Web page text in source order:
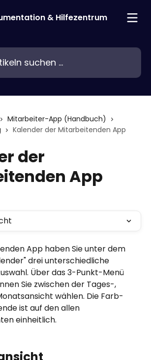
…
Mitarbeiter-App (Handbuch)
Kalender der Mitarbeitenden App
der
App
App haben Sie unter dem
drei unterschiedliche
Über das 3-Punkt-Menü
Sie zwischen der Tages-,
wählen. Die Farb-
ist auf den allen
einheitlich.